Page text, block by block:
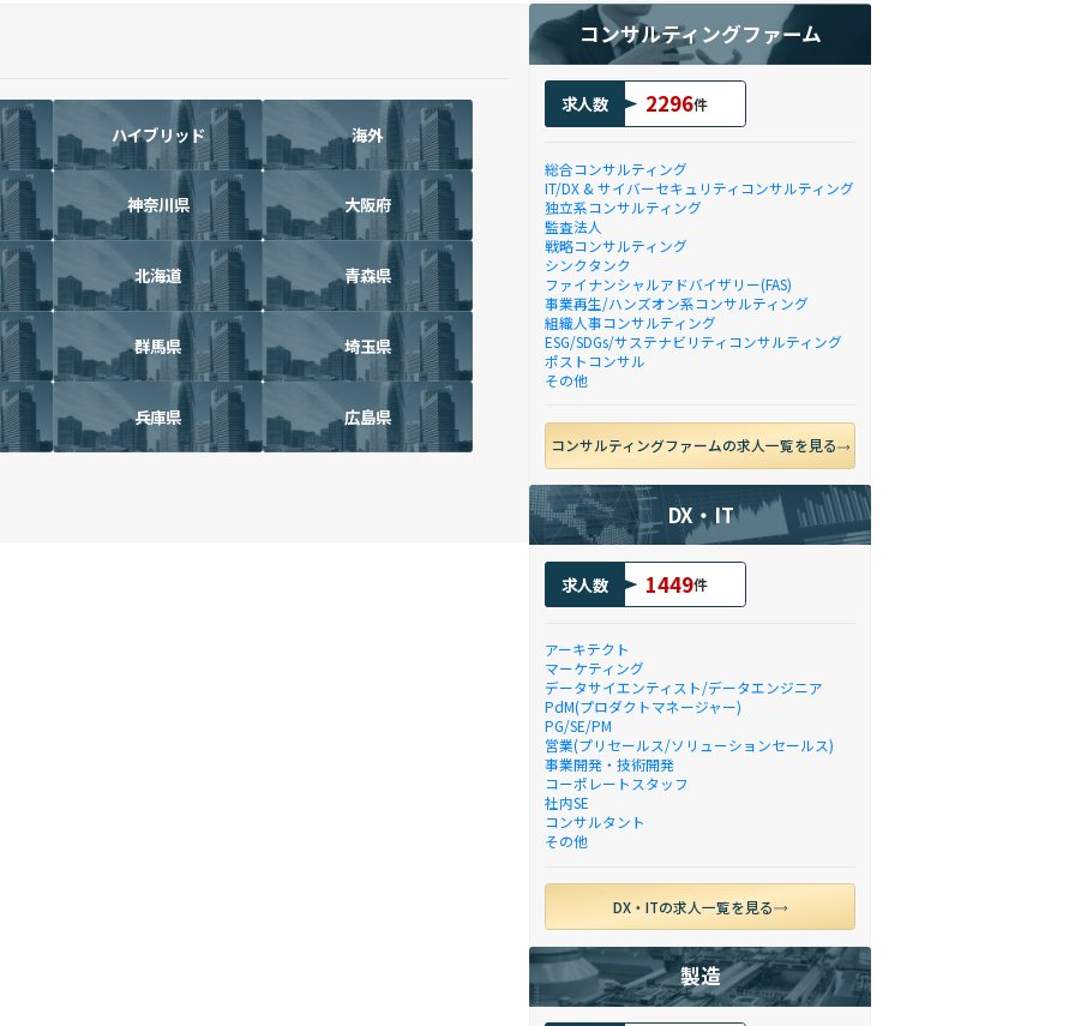
ハイブリッド 海外
神奈川県 大阪府
北海道 青森県
群馬県 埼玉県
兵庫県 広島県
コンサルティングファーム
求人数 2296件
総合コンサルティング
IT/DX & サイバーセキュリティコンサルティング
独立系コンサルティング
監査法人
戦略コンサルティング
シンクタンク
ファイナンシャルアドバイザリー(FAS)
事業再生/ハンズオン系コンサルティング
組織人事コンサルティング
ESG/SDGs/サステナビリティコンサルティング
ポストコンサル
その他
コンサルティングファームの求人一覧を見る
DX・IT
求人数 1449件
アーキテクト
マーケティング
データサイエンティスト/データエンジニア
PdM(プロダクトマネージャー)
PG/SE/PM
営業(プリセールス/ソリューションセールス)
事業開発・技術開発
コーポレートスタッフ
社内SE
コンサルタント
その他
DX・ITの求人一覧を見る
製造